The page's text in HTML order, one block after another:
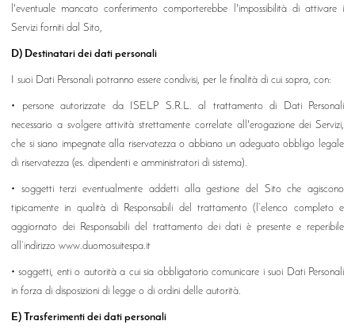
l'eventuale mancato conferimento comporterebbe l'impossibilità di attivare i
Servizi forniti dal Sito,
D) Destinatari dei dati personali
I suoi Dati Personali potranno essere condivisi, per le finalità di cui sopra, con:
• persone autorizzate da ISELP S.R.L. al trattamento di Dati Personali
necessario a svolgere attività strettamente correlate all'erogazione dei Servizi,
che si siano impegnate alla riservatezza o abbiano un adeguato obbligo legale
di riservatezza (es. dipendenti e amministratori di sistema).
• soggetti terzi eventualmente addetti alla gestione del Sito che agiscono
tipicamente in qualità di Responsabili del trattamento (l’elenco completo e
aggiornato dei Responsabili del trattamento dei dati è presente e reperibile
all’indirizzo www.duomosuitespa.it
• soggetti, enti o autorità a cui sia obbligatorio comunicare i suoi Dati Personali
in forza di disposizioni di legge o di ordini delle autorità.
E) Trasferimenti dei dati personali